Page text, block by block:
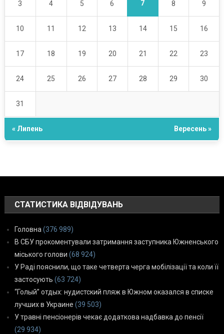
3 4 5 6 7 8 9
10 11 12 13 14 15 16
17 18 19 20 21 22 23
24 25 26 27 28 29 30
31
« Липень Вересень »
СТАТИСТИКА ВІДВІДУВАНЬ
Головна (376 989)
В СБУ прокоментували затримання заступника Южненського
міського голови (68 924)
У Раді пояснили, що таке четверта черга мобілізації та коли її
застосують (63 724)
“Голый” отдых: нудистский пляж в Южном оказался в списке
лучших в Украине (39 503)
У травні пенсіонерів чекає додаткова надбавка до пенсії
(29 934)